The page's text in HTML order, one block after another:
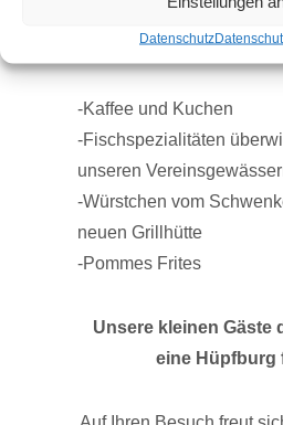
Datenschutz
Für das leibliche Wohl ist
-Kaffee und Kuchen
-Fischspezialitäten
unseren
-Würstchen vom
neuen Grillhütte
-Pommes Frites
Unsere kleinen Gäste
eine Hüpfburg